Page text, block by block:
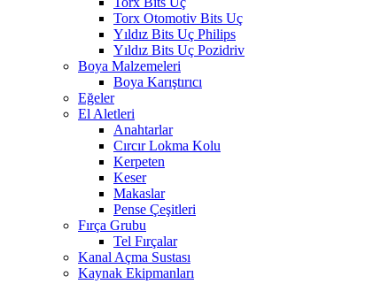
Torx Otomotiv Bits Uç
Yıldız Bits Uç Philips
Yıldız Bits Uç Pozidriv
Boya Malzemeleri
Boya Karıştırıcı
Eğeler
El Aletleri
Anahtarlar
Cırcır Lokma Kolu
Kerpeten
Keser
Makaslar
Pense Çeşitleri
Fırça Grubu
Tel Fırçalar
Kanal Açma Sustası
Kaynak Ekipmanları